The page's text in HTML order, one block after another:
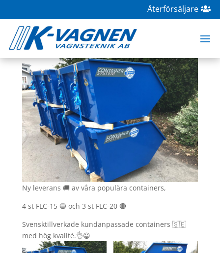
Återförsäljare
Leverans av containers
apr 12, 2021|Containersystem
Ny leverans 🚚 av våra populära containers,
4 st FLC-15 🔵 och 3 st FLC-20 🔴
Svensktillverkade kundanpassade containers 🇸🇪
med hög kvalité.👌😀